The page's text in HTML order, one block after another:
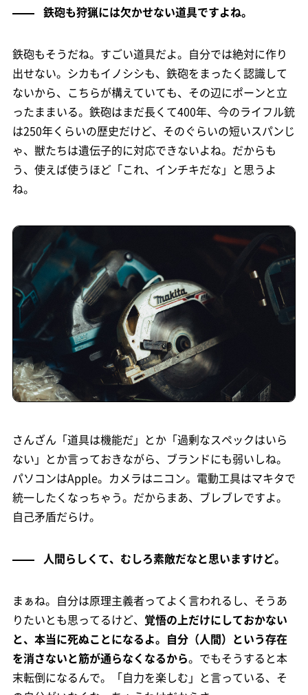
鉄砲も狩猟には欠かせない道具ですよね。
鉄砲もそうだね。すごい道具だよ。自分では絶対に作り
出せない。シカもイノシシも、鉄砲をまったく認識して
ないから、こちらが構えていても、その辺にポーンと立
ったままいる。鉄砲はまだ長くて400年、今のライフル銃
は250年くらいの歴史だけど、そのぐらいの短いスパンじ
ゃ、獣たちは遺伝子的に対応できないよね。だからも
う、使えば使うほど「これ、インチキだな」と思うよ
ね。
さんざん「道具は機能だ」とか「過剰なスペックはいら
ない」とか言っておきながら、ブランドにも弱いしね。
パソコンはApple。カメラはニコン。電動工具はマキタで
統一したくなっちゃう。だからまあ、ブレブレですよ。
自己矛盾だらけ。
人間らしくて、むしろ素敵だなと思いますけど。
まぁね。自分は原理主義者ってよく言われるし、そうあ
りたいとも思ってるけど、 覚悟の上だけにしておかない
と、本当に死ぬことになるよ。自分（人間）という存在
を消さないと筋が通らなくなるから。でもそうすると本
末転倒になるんで。「自力を楽しむ」と言っている、そ